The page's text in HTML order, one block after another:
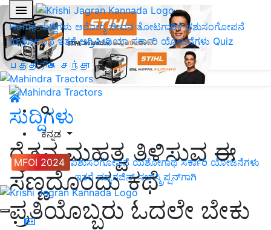
Home ಸುದ್ದಿಗಳು ಆರೋಗ್ಯ ಜೀವನ ತೋಟಗಾರಿಕೆಪಶುಸಂಗೋಪನೆ
ಯಶೋಗಾಥೆ ಇತರೆ ಅಗ್ರಿಪೀಡಿಯಾ ಸರ್ಕಾರಿ ಯೋಜನೆಗಳು Quiz
பத்திரிகை சந்தா
ಕನ್ನಡ
MFOI 2024 ಪಶುಸಂಗೋಪನೆ ಯಶೋಗಾಥೆ ಸರ್ಕಾರಿ ಯೋಜನೆಗಳು
ಇತರೆ ಮ್ಯಾಗಜಿನ್‌ ಸಬ್‌ಸ್ಕ್ರಿಪ್ಷನ್‌ಗಾಗಿ
ಸುದ್ದಿಗಳು
ರೈತನ ಮಹತ್ವ ತಿಳಿಸುವ ಈ
ಸಣ್ಣದೊಂದು ಕಥೆ
ಪ್ರತಿಯೊಬ್ಬರು ಓದಲೇ ಬೇಕು